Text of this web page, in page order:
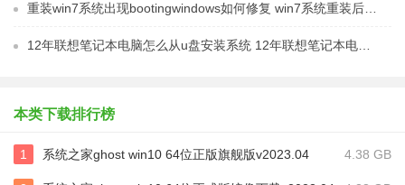
本类下载排行榜
1 系统之家ghost win10 64位正版旗舰版v2023.04 4.38 GB